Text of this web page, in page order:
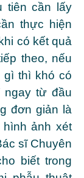
tiên cần lấy
thực hiện
có kết quả
theo, nếu
gì thì khó có
ngay từ đầu
đơn giản là
ảnh xét
sĩ Chuyên
biết trong